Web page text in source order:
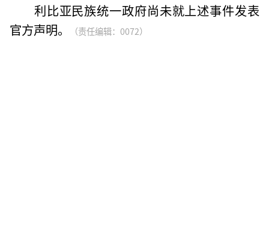
利比亚民族统一政府尚未就上述事件发表
官方声明。
（责任编辑：0072）